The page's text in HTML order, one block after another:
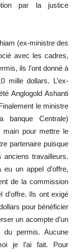
par la justice
(ex-ministre des
avec les cadres,
ils l’ont donné à
mille dollars. L’ex-
Anglogold Ashanti
le ministre
banque Centrale)
pour mettre le
partenaire puisque
anciens travailleurs.
un appel d’offre,
de la commission
d’offre. Ils ont exigé
pour bénéficier
un acompte d’un
du permis. Aucune
je l’ai fait. Pour